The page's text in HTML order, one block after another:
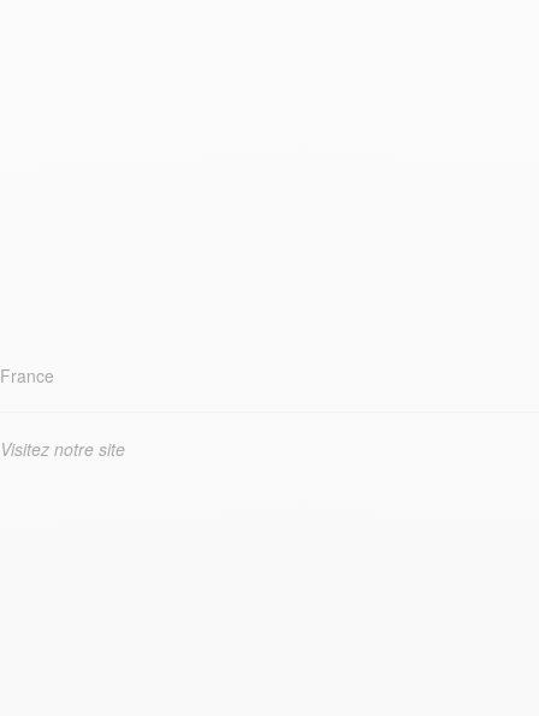
France
Visitez notre site